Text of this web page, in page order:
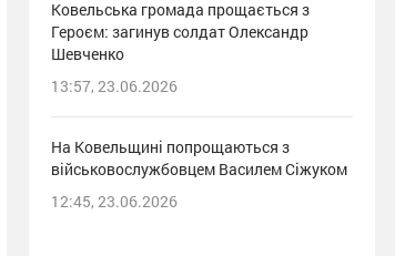
Ковельська громада прощається з
Героєм: загинув солдат Олександр
Шевченко
13:57, 23.06.2026
На Ковельщині попрощаються з
військовослужбовцем Василем Сіжуком
12:45, 23.06.2026